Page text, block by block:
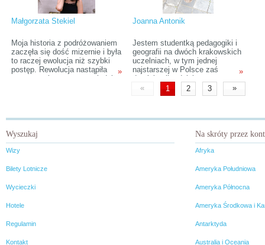
Małgorzata Stekiel
Moja historia z podróżowaniem
zaczęła się dość mizernie i była
to raczej ewolucja niż szybki
postęp. Rewolucja nastąpiła
pewnego zimowego popołudnia,
poszukiwaniu kompanki do
wyjazdu autostopowego.
»
Joanna Antonik
Jestem studentką pedagogiki i
geografii na dwóch krakowskich
uczelniach, w tym jednej
najstarszej w Polsce zaś
drugiej najbardziej
pedagogicznej. Pasjonuje mnie
historia i kultura Żydów.
dlatego biorę udział w stażu
»
«
1 2 3 »
Wyszukaj
Wizy
Bilety Lotnicze
Wycieczki
Hotele
Regulamin
Kontakt
Na skróty przez
Afryka
Ameryka Południowa
Ameryka Północna
Ameryka Środkowa i
Antarktyda
Australia i Oceania